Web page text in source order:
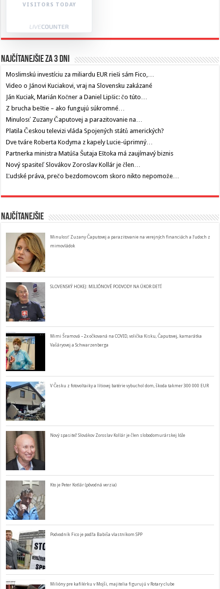
VISITORS TODAY
Najčítanejšie za 3 dni
Moslimskú investíciu za miliardu EUR rieši sám Fico,…
Video o Jánovi Kuciakovi, vraj na Slovensku zakázané
Ján Kuciak, Marián Kočner a Daniel Lipšic: čo túto…
Z brucha beštie – ako fungujú súkromné…
Minulosť Zuzany Čaputovej a parazitovanie na…
Platila Českou televizi vláda Spojených států amerických?
Dve tváre Roberta Kodyma z kapely Lucie-úprimný…
Partnerka ministra Matúša Šutaja Eštoka má zaujímavý biznis
Nový spasiteľ Slovákov Zoroslav Kollár je člen…
Ľudské práva, prečo bezdomovcom skoro nikto nepomože…
Najčítanejšie
Minulosť Zuzany Čaputovej a parazitovanie na verejných financiách a ľudoch z
mimovládok
SLOVENSKÝ HOKEJ: MILIÓNOVÉ PODVODY NA ÚKOR DETÍ
Mimi Šramová – 2x očkovaná na COVID, volička Kisku, Čaputovej, kamarátka
Vašáryovej a Schwarzenberga
V Česku z fotovoltaiky a lítiovej batérie vybuchol dom, škoda takmer 300 000 EUR
Nový spasiteľ Slovákov Zoroslav Kollár je člen slobodomurárskej lóže
Kto je Peter Kotlár (pôvodná verzia)
Podvodník Fico je podľa Babiša vlastníkom SPP
Milióny pre kafilérku v Mojši, majitelia figurujú v Rotary clube